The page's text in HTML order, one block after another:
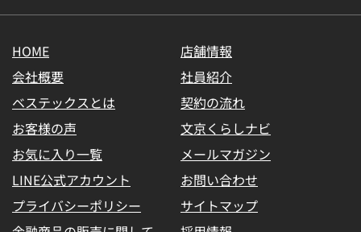
HOME
店舗情報
会社概要
社員紹介
ベステックスとは
契約の流れ
お客様の声
文京くらしナビ
お気に入り一覧
メールマガジン
LINE公式アカウント
お問い合わせ
プライバシーポリシー
サイトマップ